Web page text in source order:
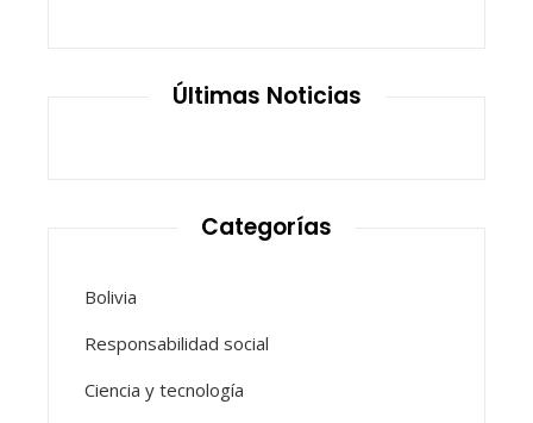
Últimas Noticias
Categorías
Bolivia
Responsabilidad social
Ciencia y tecnología